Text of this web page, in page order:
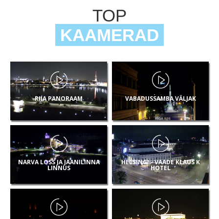
TOP
KAAMERAD
RIIA PANORAAM VABADUSSAMBA VÄLJAK
NARVA LOSS JA JAANILINNA
LINNUS
HELSINGI - VAADE KLAUS K
HOTEL